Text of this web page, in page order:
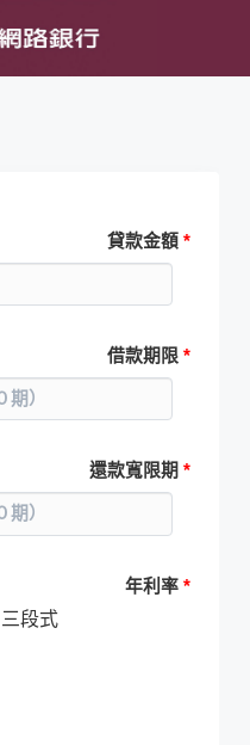
(分段式)貸款金額*
借款期限*
還款寬限期 *
年利率*
三段式